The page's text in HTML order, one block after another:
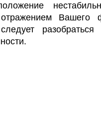
Вашего